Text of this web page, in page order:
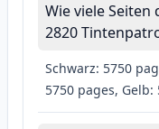
Wie viele Seiten
2820
Schwarz: 5750
5750 pages, Gelb: